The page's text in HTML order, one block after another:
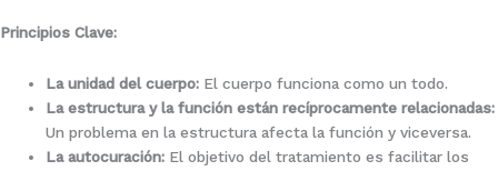
Principios Clave:
La unidad del cuerpo: El cuerpo funciona como un todo.
La estructura y la función están recíprocamente relacionadas:
Un problema en la estructura afecta la función y viceversa.
La autocuración: El objetivo del tratamiento es facilitar los